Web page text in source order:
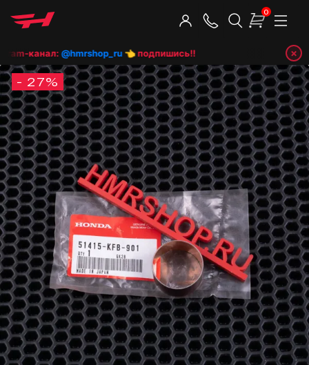
0
канал:@hmrshop_ru👈 подпишись!! ×
- 27%